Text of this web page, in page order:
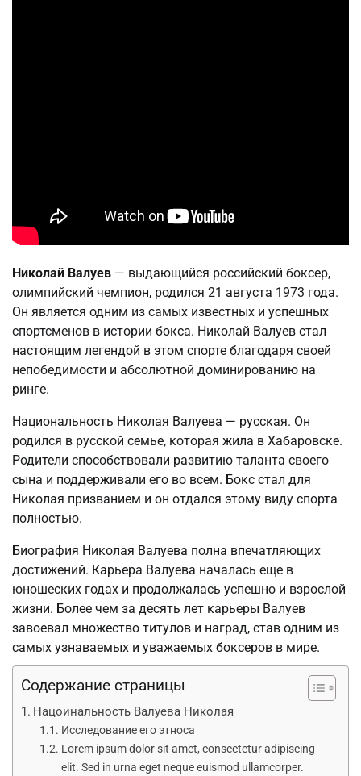
Николай Валуев — выдающийся российский боксер,
олимпийский чемпион, родился 21 августа 1973 года.
Он является одним из самых известных и успешных
спортсменов в истории бокса. Николай Валуев стал
настоящим легендой в этом спорте благодаря своей
непобедимости и абсолютной доминированию на
ринге.
Национальность Николая Валуева — русская. Он
родился в русской семье, которая жила в Хабаровске.
Родители способствовали развитию таланта своего
сына и поддерживали его во всем. Бокс стал для
Николая призванием и он отдался этому виду спорта
полностью.
Биография Николая Валуева полна впечатляющих
достижений. Карьера Валуева началась еще в
юношеских годах и продолжалась успешно и взрослой
жизни. Более чем за десять лет карьеры Валуев
завоевал множество титулов и наград, став одним из
самых узнаваемых и уважаемых боксеров в мире.
Содержание страницы
Нацоинальность Валуева Николая
Исследование его этноса
Lorem ipsum dolor sit amet, consectetur adipiscing
elit. Sed in urna eget neque euismod ullamcorper.